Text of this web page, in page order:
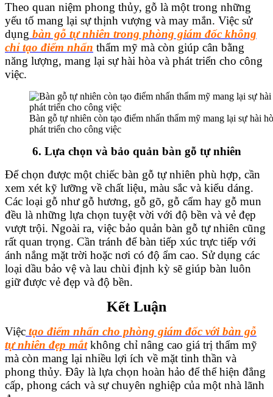
Theo quan niệm phong thủy, gỗ là một trong những
yếu tố mang lại sự thịnh vượng và may mắn. Việc sử
dụng bàn gỗ tự nhiên trong phòng giám đốc không
chỉ tạo điểm nhấn thẩm mỹ mà còn giúp cân bằng
năng lượng, mang lại sự hài hòa và phát triển cho công
việc.
Bàn gỗ tự nhiên còn tạo điểm nhấn thẩm mỹ mang lại sự hài
phát triển cho công việc
6. Lựa chọn và bảo quản bàn gỗ tự nhiên
Để chọn được một chiếc bàn gỗ tự nhiên phù hợp, cần
xem xét kỹ lưỡng về chất liệu, màu sắc và kiểu dáng.
Các loại gỗ như gỗ hương, gỗ gõ, gỗ cẩm hay gỗ mun
đều là những lựa chọn tuyệt vời với độ bền và vẻ đẹp
vượt trội. Ngoài ra, việc bảo quản bàn gỗ tự nhiên cũng
rất quan trọng. Cần tránh để bàn tiếp xúc trực tiếp với
ánh nắng mặt trời hoặc nơi có độ ẩm cao. Sử dụng các
loại dầu bảo vệ và lau chùi định kỳ sẽ giúp bàn luôn
giữ được vẻ đẹp và độ bền.
Kết Luận
Việc tạo điểm nhấn cho phòng giám đốc với bàn gỗ
tự nhiên đẹp mắtkhông chỉ nâng cao giá trị thẩm mỹ
mà còn mang lại nhiều lợi ích về mặt tinh thần và
phong thủy. Đây là lựa chọn hoàn hảo để thể hiện đẳng
cấp, phong cách và sự chuyên nghiệp của một nhà lãnh